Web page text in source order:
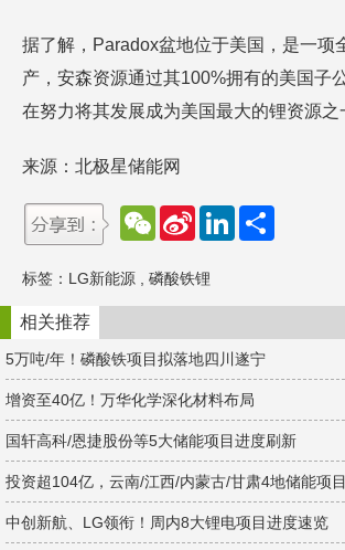
据了解，Paradox盆地位于美国，是一项
产，安森资源通过其100%拥有的美国子
在努力将其发展成为美国最大的锂资源之
来源：北极星储能网
W
e
h
a
t
S
W
e
b
o
L
d
n
标签： LG新能源 磷酸铁锂
相关推荐
5万吨/年！磷酸铁项目拟落地四川遂宁
增资至40亿！万华化学深化材料布局
国轩高科/恩捷股份等5大储能项目进度刷新
投资超104亿，云南/江西/内蒙古/甘肃4地储能项
中创新航、LG领衔！周内8大锂电项目进度速览